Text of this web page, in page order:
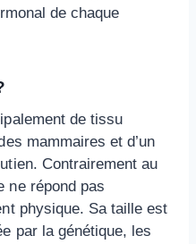
de chaque
de tissu
mammaires et d’un
Contrairement au
ne répond pas
physique. Sa taille est
par la génétique, les